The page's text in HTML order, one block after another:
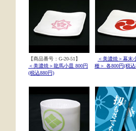
【商品番号：G-20-51】
＜美濃焼＞龍馬小皿 800円
(税込880円)
＜美濃焼＞幕末
種＞ 各800円(税込